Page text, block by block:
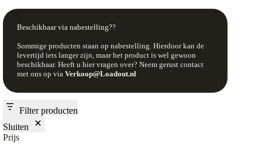
Beschikbaar via nabestelling??
Sommige producten staan op nabestelling. Hierdoor kan de
levertijd iets langer zijn, maar het product is wel gewoon
beschikbaar. Heeft u hier vragen over? Neem gerust contact
met ons op via Verkoop@Loadout.nl
Filter producten
Sluiten
Prijs